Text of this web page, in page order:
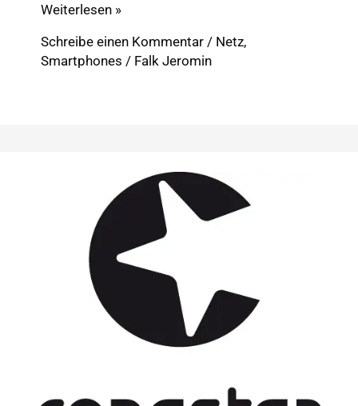
Congstar
weiter
Weiterlesen »
Schreibe einen Kommentar / Netz,
Smartphones / Falk Jeromin